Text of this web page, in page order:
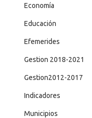
Economía
Educación
Efemerides
Gestion 2018-2021
Gestion2012-2017
Indicadores
Municipios